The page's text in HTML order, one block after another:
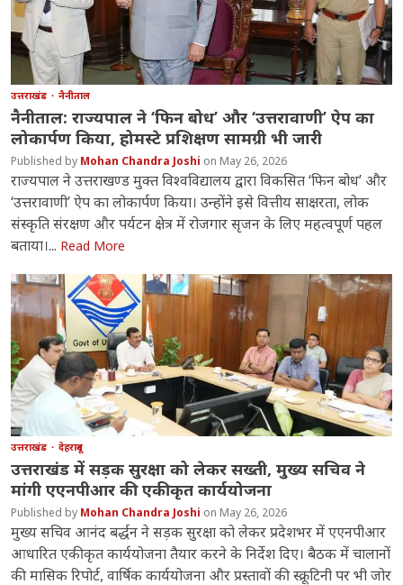
उत्तराखंड नैनीताल
नैनीताल: राज्यपाल ने ‘फिन बोध’ और ‘उत्तरावाणी’ ऐप का
लोकार्पण किया, होमस्टे प्रशिक्षण सामग्री भी जारी
Mohan Chandra Joshi May 26, 2026
राज्यपाल ने उत्तराखण्ड मुक्त विश्वविद्यालय द्वारा विकसित ‘फिन बोध’ और
‘उत्तरावाणी’ ऐप का लोकार्पण किया। उन्होंने इसे वित्तीय साक्षरता, लोक
संस्कृति संरक्षण और पर्यटन क्षेत्र में रोजगार सृजन के लिए महत्वपूर्ण पहल
बताया।... Read More
उत्तराखंड देहरादून
उत्तराखंड में सड़क सुरक्षा को लेकर सख्ती, मुख्य सचिव ने
मांगी एएनपीआर की एकीकृत कार्ययोजना
Mohan Chandra Joshi May 26, 2026
मुख्य सचिव आनंद बर्द्धन ने सड़क सुरक्षा को लेकर प्रदेशभर में एएनपीआर
आधारित एकीकृत कार्ययोजना तैयार करने के निर्देश दिए। बैठक में चालानों
की मासिक रिपोर्ट, वार्षिक कार्ययोजना और प्रस्तावों की स्क्रूटिनी पर भी जोर